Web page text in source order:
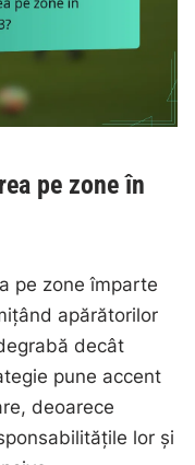
pe zone în
pe zone împarte
apărătorilor
decât
pune accent
deoarece
lor și